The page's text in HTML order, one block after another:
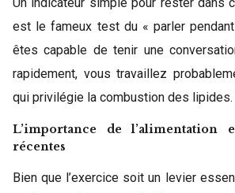
est le fameux test du « parler
êtes capable de tenir une
rapidement, vous travaillez
qui privilégie la combustion des lipides.
L’importance de l’alimentation
récentes
Bien que l’exercice soit un levier